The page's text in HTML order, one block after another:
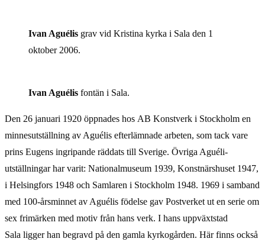
Ivan Aguélis grav vid Kristina kyrka i Sala den 1
oktober 2006.
Ivan Aguélis fontän i Sala.
Den 26 januari 1920 öppnades hos AB Konstverk i Stockholm en
minnesutställning av Aguélis efterlämnade arbeten, som tack vare
prins Eugens ingripande räddats till Sverige. Övriga Aguéli-
utställningar har varit: Nationalmuseum 1939, Konstnärshuset 1947,
i Helsingfors 1948 och Samlaren i Stockholm 1948. 1969 i samband
med 100-årsminnet av Aguélis födelse gav Postverket ut en serie om
sex frimärken med motiv från hans verk. I hans uppväxtstad
Sala ligger han begravd på den gamla kyrkogården. Här finns också